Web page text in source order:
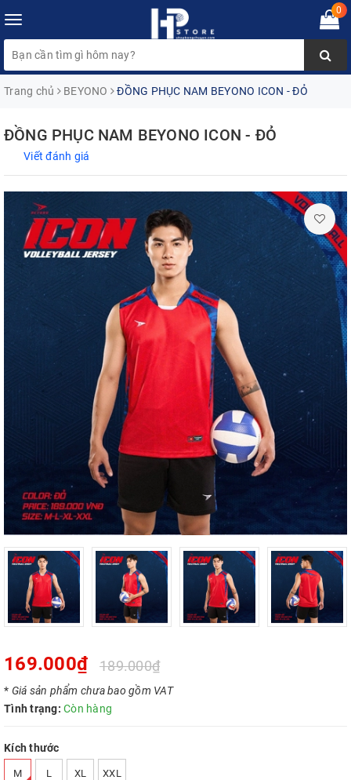
Toggle
navigation
0
Trang chủ BEYONO ĐỒNG PHỤC NAM BEYONO ICON - ĐỎ
ĐỒNG PHỤC NAM BEYONO ICON - ĐỎ
Viết đánh giá
169.000₫ 189.000₫
* Giá sản phẩm chưa bao gồm VAT
Tình trạng: Còn hàng
Kích thước
M L XL XXL